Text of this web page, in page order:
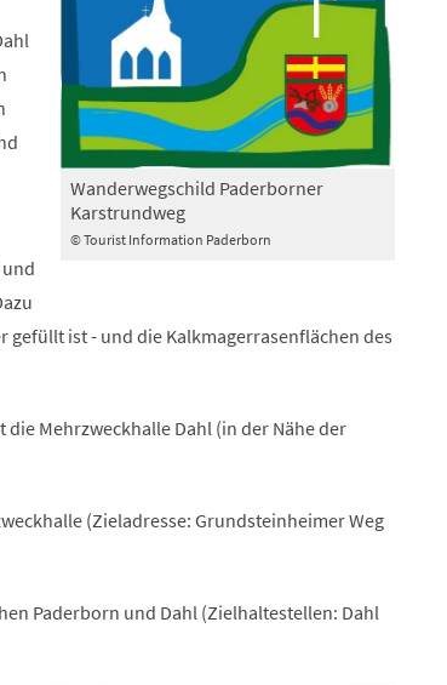
© Tourist Information Paderborn
Wanderwegschild Paderborner
Karstrundweg
gefüllt ist - und die Kalkmagerrasenflächen des
Mehrzweckhalle Dahl (in der Nähe der
(Zieladresse: Grundsteinheimer Weg
Paderborn und Dahl (Zielhaltestellen: Dahl